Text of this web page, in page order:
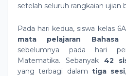
setelah seluruh rangkaian ujian
Pada hari kedua, siswa kelas
mata pelajaran Bahasa
sebelumnya pada hari
Matematika. Sebanyak 42
yang terbagi dalam tiga sesi